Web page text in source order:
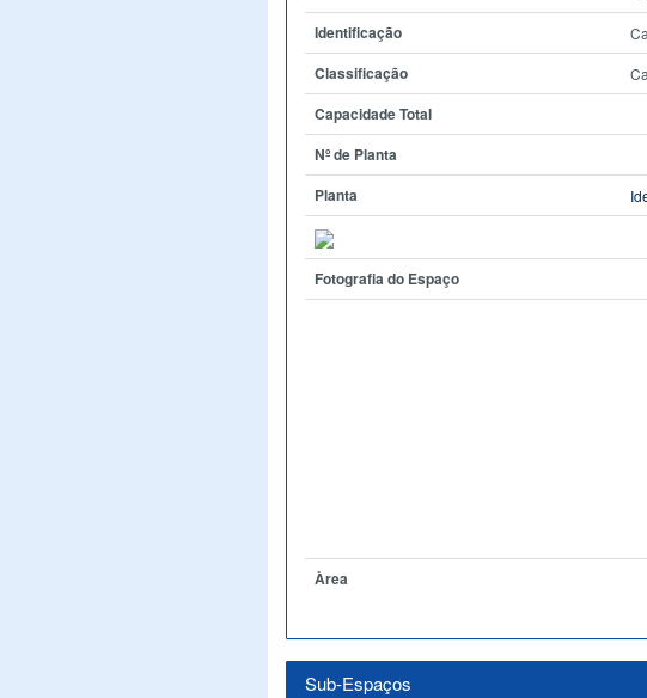
Identificação
Classificação
Capacidade Total
Nº de Planta
Planta
Fotografia do Espaço
Àrea
Sub-Espaços